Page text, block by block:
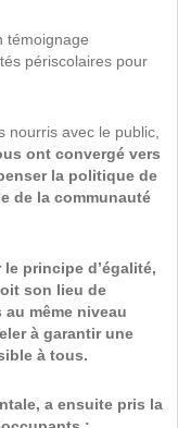
témoignage
périscolaires pour
nourris avec le public,
ont convergé vers
la politique de
de la communauté
principe d’égalité,
son lieu de
même niveau
à garantir une
à tous.
a ensuite pris la